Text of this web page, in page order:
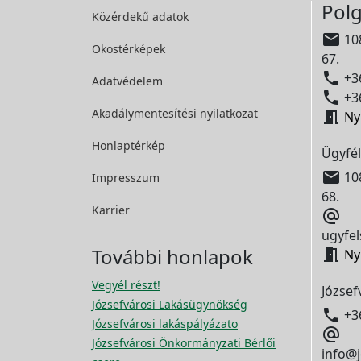
Közérdekű adatok
Okostérképek
Adatvédelem
Akadálymentesítési nyilatkozat
Honlaptérkép
Impresszum
Karrier
További honlapok
Vegyél részt!
Józsefvárosi Lakásügynökség
Józsefvárosi lakáspályázato
Józsefvárosi Önkormányzati Bérlői

67.




68.



